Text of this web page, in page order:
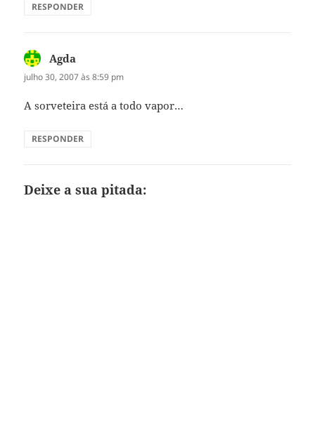
RESPONDER
Agda
julho 30, 2007 às 8:59 pm
A sorveteira está a todo vapor…
RESPONDER
Deixe a sua pitada: